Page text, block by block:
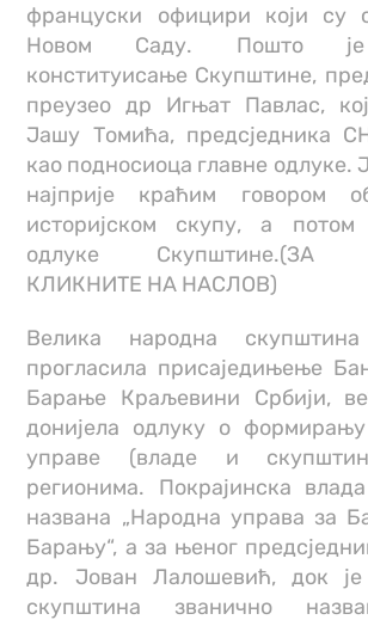
француски официри који су
Новом Саду. Пошто је
конституисање Скупштине,
преузео др Игњат Павлас,
Јашу Томића, предсједника
као подносиоца главне одлуке.
најприје краћим говором
историјском скупу, а потом
одлуке Скупштине.(ЗА
КЛИКНИТЕ НА НАСЛОВ)
Велика народна
прогласила присаједињење
Барање Краљевини Србији,
донијела одлуку о формирању
управе (владе и
регионима. Покрајинска
названа „Народна управа за
Барању“, а за њеног
др. Јован Лалошевић, док је
скупштина званично